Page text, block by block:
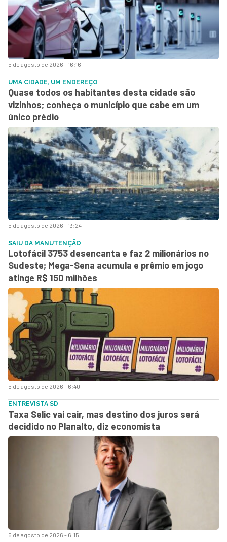
5 de agosto de 2026 - 16:16
5 de agosto de 2026 - 13:24
UMA CIDADE, UM ENDEREÇO
Quase todos os habitantes desta cidade são
vizinhos; conheça o município que cabe em um
único prédio
5 de agosto de 2026 - 6:40
SAIU DA MANUTENÇÃO
Lotofácil 3753 desencanta e faz 2 milionários no
Sudeste; Mega-Sena acumula e prêmio em jogo
atinge R$ 150 milhões
5 de agosto de 2026 - 6:15
ENTREVISTA SD
Taxa Selic vai cair, mas destino dos juros será
decidido no Planalto, diz economista